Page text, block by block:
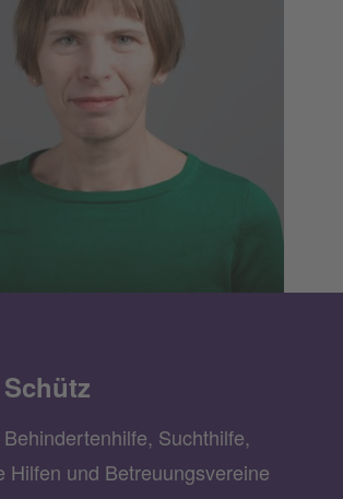
Suchthilfe,
Hilfen und Betreuungsvereine